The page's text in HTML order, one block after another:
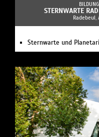
STERNWARTE
Radebeul,
Sternwarte und